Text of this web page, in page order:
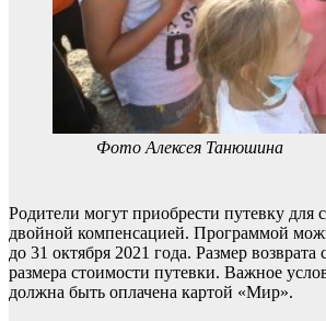
Фото Алексея Танюшина
Родители могут приобрести путевку для
двойной компенсацией. Программой
до 31 октября 2021 года. Размер возврата
размера стоимости путевки. Важное
должна быть оплачена картой «Мир».